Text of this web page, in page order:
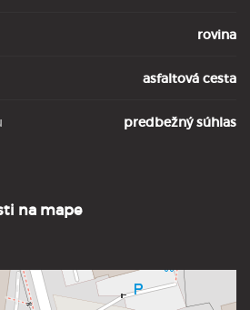
rovina
asfaltová cesta
predbežný súhlas
na mape